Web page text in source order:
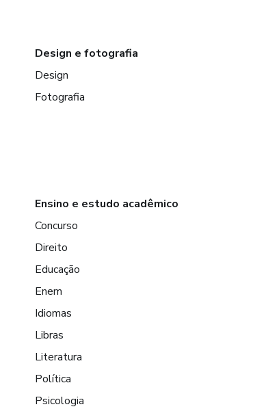
Design e fotografia
Design
Fotografia
Ensino e estudo acadêmico
Concurso
Direito
Educação
Enem
Idiomas
Libras
Literatura
Política
Psicologia